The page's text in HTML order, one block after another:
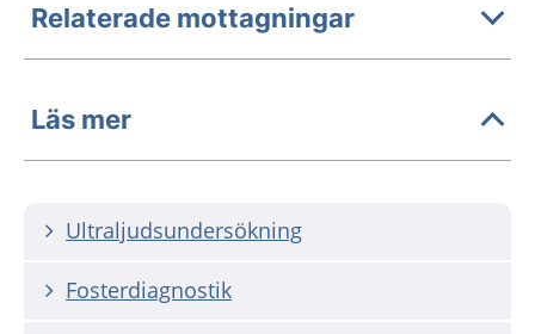
Relaterade mottagningar
Läs mer
Ultraljudsundersökning
Fosterdiagnostik